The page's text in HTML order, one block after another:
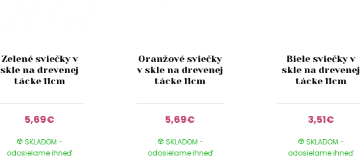
Zelené sviečky v
skle na drevenej
tácke 11cm
5,69€
SKLADOM -
odosielame ihneď
Oranžové sviečky
v skle na drevenej
tácke 11cm
5,69€
SKLADOM -
odosielame ihneď
Biele sviečky v
skle na drevenej
tácke 11cm
3,51€
SKLADOM -
odosielame ihneď